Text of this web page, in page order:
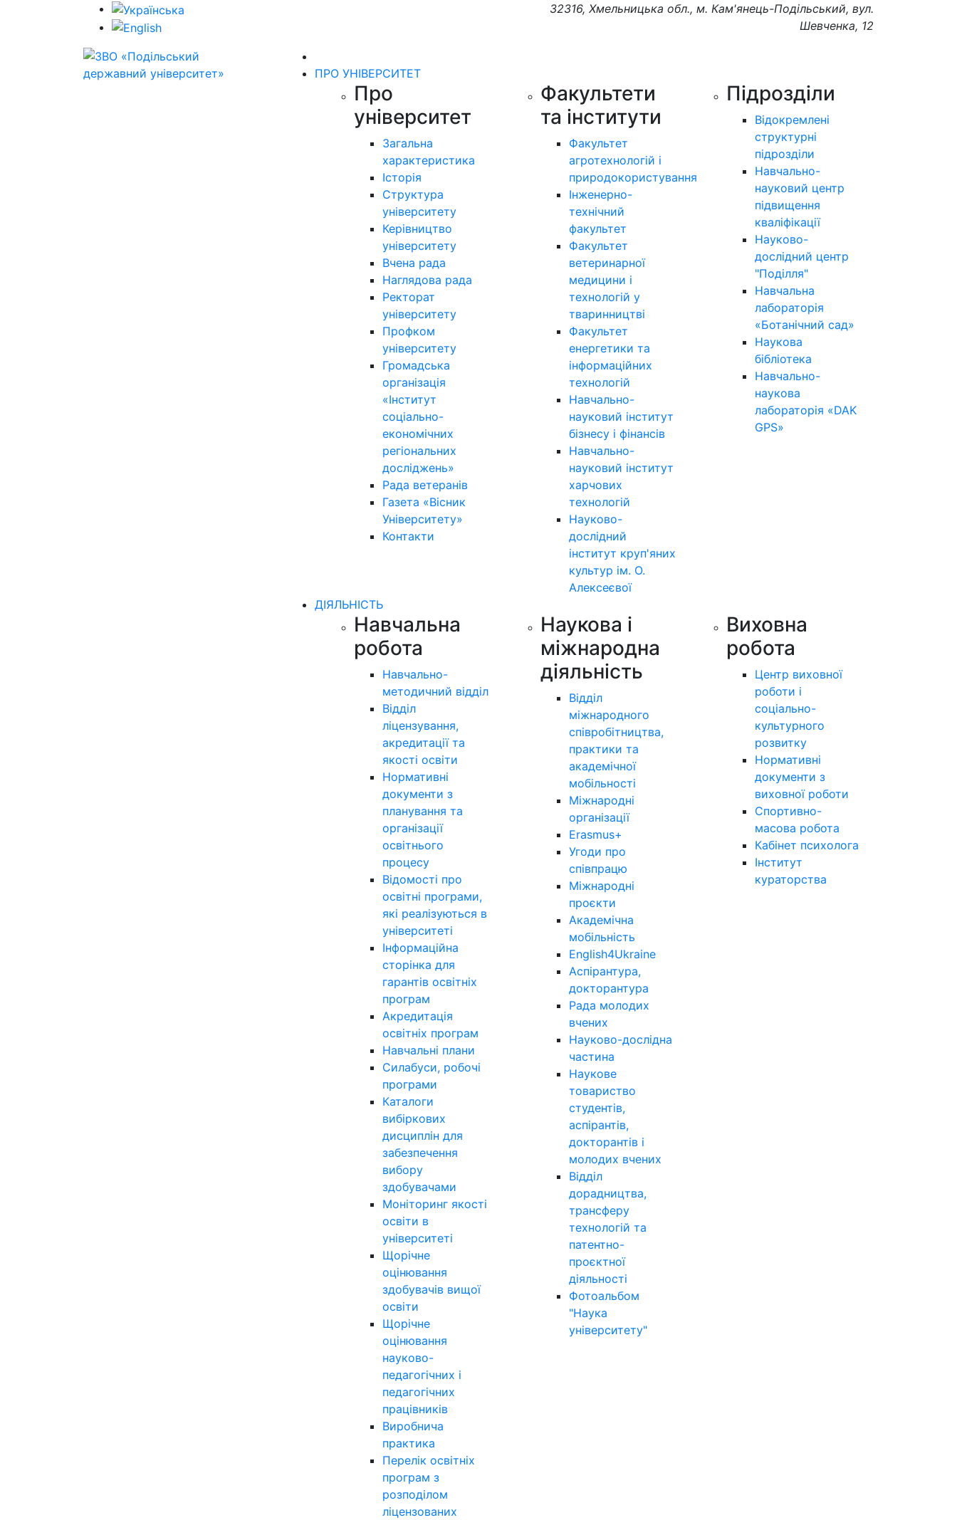
32316, Хмельницька обл., м. Кам'янець-Подільський, вул.
Шевченка, 12
ПРО УНІВЕРСИТЕТ
Про
університет
Загальна
характеристика
Історія
Структура
університету
Керівництво
університету
Вчена рада
Наглядова рада
Ректорат
університету
Профком
університету
Громадська
організація
«Інститут
соціально-
економічних
регіональних
досліджень»
Рада ветеранів
Газета «Вісник
Університету»
Контакти
Факультети
та інститути
Факультет
агротехнологій і
природокористування
Інженерно-
технічний
факультет
Факультет
ветеринарної
медицини і
технологій у
тваринництві
Факультет
енергетики та
інформаційних
технологій
Навчально-
науковий інститут
бізнесу і фінансів
Навчально-
науковий інститут
харчових
технологій
Науково-
дослідний
інститут круп'яних
культур ім. О.
Алексеєвої
Підрозділи
Відокремлені
структурні
підрозділи
Навчально-
науковий центр
підвищення
кваліфікації
Науково-
дослідний центр
"Поділля"
Навчальна
лабораторія
«Ботанічний сад»
Наукова
бібліотека
Навчально-
наукова
лабораторія «DAK
GPS»
ДІЯЛЬНІСТЬ
Навчальна
робота
Навчально-
методичний відділ
Відділ
ліцензування,
акредитації та
якості освіти
Нормативні
документи з
планування та
організації
освітнього
процесу
Відомості про
освітні програми,
які реалізуються в
університеті
Інформаційна
сторінка для
гарантів освітніх
програм
Акредитація
освітніх програм
Навчальні плани
Силабуси, робочі
програми
Каталоги
вибіркових
дисциплін для
забезпечення
вибору
здобувачами
Моніторинг якості
освіти в
університеті
Щорічне
оцінювання
здобувачів вищої
освіти
Щорічне
оцінювання
науково-
педагогічних і
педагогічних
працівників
Виробнича
практика
Перелік освітніх
програм з
розподілoм
ліцензoваних
Наукова і
міжнародна
діяльність
Відділ
міжнародного
співробітництва,
практики та
академічної
мобільності
Міжнародні
організації
Erasmus+
Угоди про
співпрацю
Міжнародні
проєкти
Академічна
мобільність
English4Ukraine
Аспірантура,
докторантура
Рада молодих
вчених
Науково-дослідна
частина
Наукове
товариство
студентів,
аспірантів,
докторантів і
молодих вчених
Відділ
дорадництва,
трансферу
технологій та
патентно-
проєктної
діяльності
Фотоальбом
"Наука
університету"
Виховна
робота
Центр виховної
роботи і
соціально-
культурного
розвитку
Нормативні
документи з
виховної роботи
Спортивно-
масова робота
Кабінет психолога
Інститут
кураторства